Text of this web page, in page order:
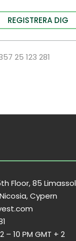
REGISTRERA DIG
25 123 281
Floor, 85 Limassol
Cypern
– 10 PM GMT + 2